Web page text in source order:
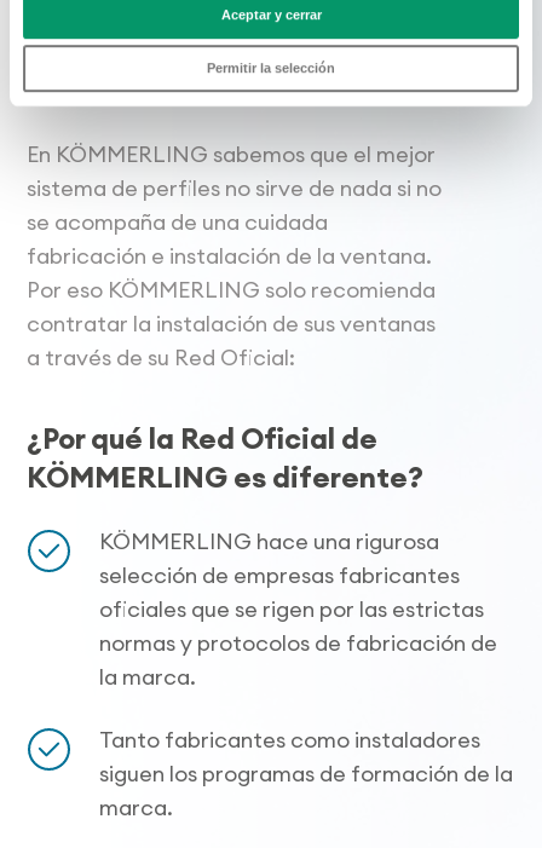
Aceptar y cerrar
Permitir la selección
Oficial
KÖMMERLING
En KÖMMERLING sabemos que el mejor
sistema de perfiles no sirve de nada si no
se acompaña de una cuidada
fabricación e instalación de la ventana.
Por eso KÖMMERLING solo recomienda
contratar la instalación de sus ventanas
a través de su Red Oficial:
¿Por qué la Red Oficial de
KÖMMERLING es diferente?
KÖMMERLING hace una rigurosa
selección de empresas fabricantes
oficiales que se rigen por las estrictas
normas y protocolos de fabricación de
la marca.
Tanto fabricantes como instaladores
siguen los programas de formación de la
marca.